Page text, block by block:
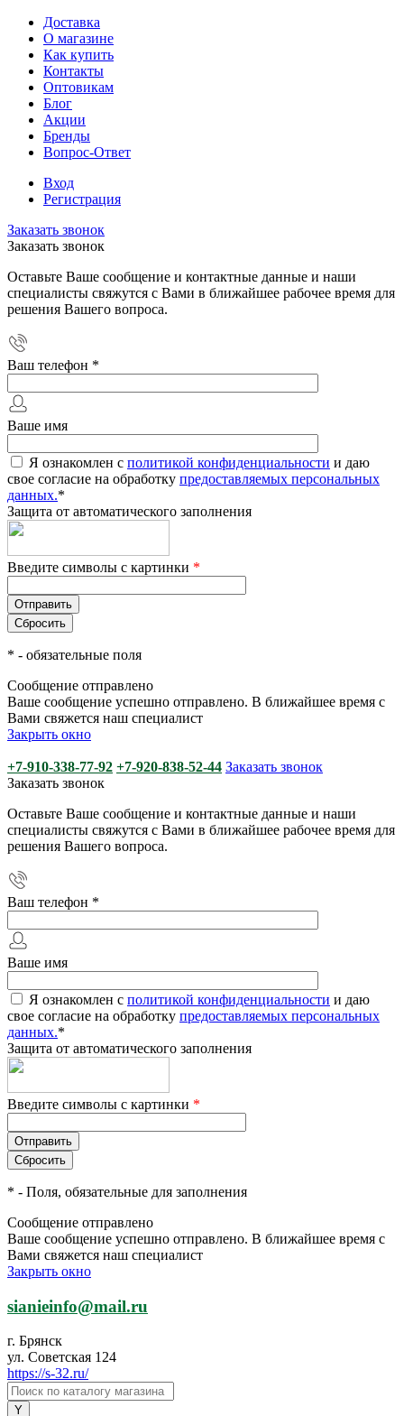
Доставка
О магазине
Как купить
Контакты
Оптовикам
Блог
Акции
Бренды
Вопрос-Ответ
Вход
Регистрация
Заказать звонок
Заказать звонок
Оставьте Ваше сообщение и контактные данные и наши
специалисты свяжутся с Вами в ближайшее рабочее время для
решения Вашего вопроса.
Ваш телефон *
Ваше имя
Я ознакомлен с политикой конфиденциальности и даю
свое согласие на обработку предоставляемых персональных
данных.*
Защита от автоматического заполнения
Введите символы с картинки *
* - обязательные поля
Сообщение отправлено
Ваше сообщение успешно отправлено. В ближайшее время с
Вами свяжется наш специалист
Закрыть окно
+7-910-338-77-92 +7-920-838-52-44 Заказать звонок
Заказать звонок
Оставьте Ваше сообщение и контактные данные и наши
специалисты свяжутся с Вами в ближайшее рабочее время для
решения Вашего вопроса.
Ваш телефон *
Ваше имя
Я ознакомлен с политикой конфиденциальности и даю
свое согласие на обработку предоставляемых персональных
данных.*
Защита от автоматического заполнения
Введите символы с картинки *
* - Поля, обязательные для заполнения
Сообщение отправлено
Ваше сообщение успешно отправлено. В ближайшее время с
Вами свяжется наш специалист
Закрыть окно
sianieinfo@mail.ru
г. Брянск
ул. Советская 124
https://s-32.ru/